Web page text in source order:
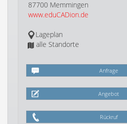
87700 Memmingen
www.eduCADion.de
Lageplan
alle Standorte
Anfrage
Angebot
Rückruf